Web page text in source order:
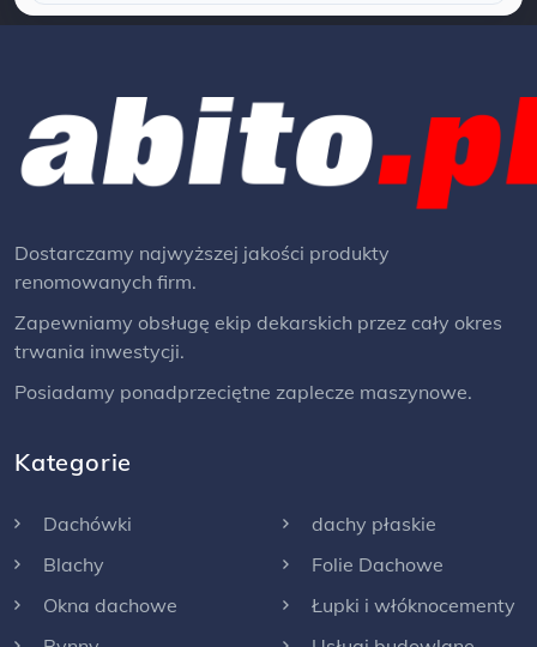
Dostarczamy najwyższej jakości produkty
renomowanych firm.
Zapewniamy obsługę ekip dekarskich przez cały okres
trwania inwestycji.
Posiadamy ponadprzeciętne zaplecze maszynowe.
Kategorie
Dachówki
Blachy
Okna dachowe
dachy płaskie
Folie Dachowe
Łupki i włóknocementy